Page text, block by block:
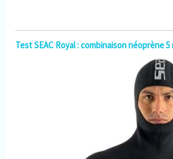
Test SEAC Royal : combinaison néoprène